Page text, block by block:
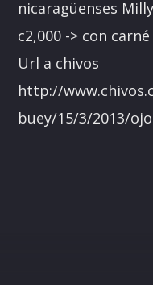
nicaragüenses
c2,000 -> con
Url a chivos
http://
buey/15/3/2013/